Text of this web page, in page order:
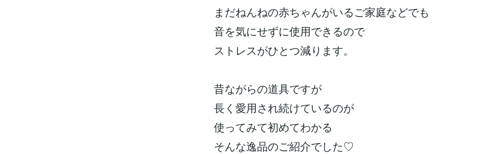
まだねんねの赤ちゃんがいるご家庭などでも
音を気にせずに使用できるので
ストレスがひとつ減ります。
昔ながらの道具ですが
長く愛用され続けているのが
使ってみて初めてわかる
そんな逸品のご紹介でした♡